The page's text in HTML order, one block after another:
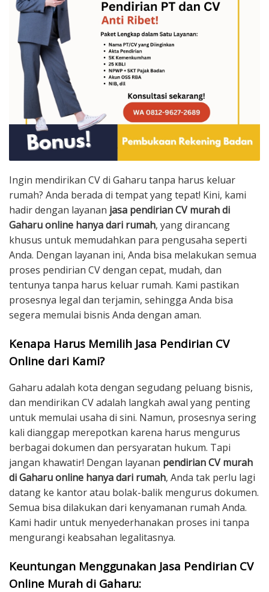
Ingin mendirikan CV di Gaharu tanpa harus keluar
rumah? Anda berada di tempat yang tepat! Kini, kami
hadir dengan layanan jasa pendirian CV murah di
Gaharu online hanya dari rumah, yang dirancang
khusus untuk memudahkan para pengusaha seperti
Anda. Dengan layanan ini, Anda bisa melakukan semua
proses pendirian CV dengan cepat, mudah, dan
tentunya tanpa harus keluar rumah. Kami pastikan
prosesnya legal dan terjamin, sehingga Anda bisa
segera memulai bisnis Anda dengan aman.
Kenapa Harus Memilih Jasa Pendirian CV
Online dari Kami?
Gaharu adalah kota dengan segudang peluang bisnis,
dan mendirikan CV adalah langkah awal yang penting
untuk memulai usaha di sini. Namun, prosesnya sering
kali dianggap merepotkan karena harus mengurus
berbagai dokumen dan persyaratan hukum. Tapi
jangan khawatir! Dengan layanan pendirian CV murah
di Gaharu online hanya dari rumah, Anda tak perlu lagi
datang ke kantor atau bolak-balik mengurus dokumen.
Semua bisa dilakukan dari kenyamanan rumah Anda.
Kami hadir untuk menyederhanakan proses ini tanpa
mengurangi keabsahan legalitasnya.
Keuntungan Menggunakan Jasa Pendirian CV
Online Murah di Gaharu: